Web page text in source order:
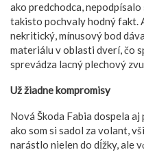
ako predchodca,
takisto pochvaly hodný fakt.
nekritický, mínusový bod
materiálu v oblasti dverí, čo
sprevádza lacný plechový
Už žiadne kompromisy
Nová Škoda Fabia dospela
ako som si sadol za volant,
narástlo nielen do dĺžky, ale